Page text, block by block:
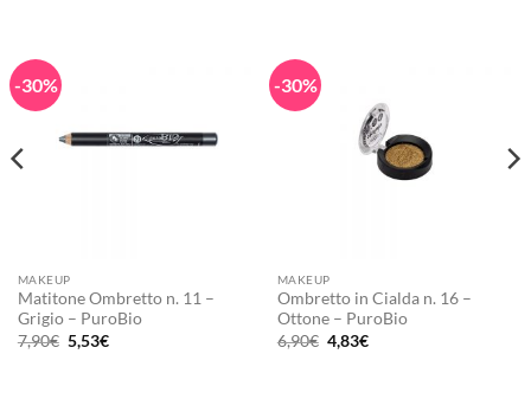
-30%
MAKEUP
Matitone Ombretto n. 11 –
Grigio – PuroBio
7,90€ Il
prezzo
5,53€Il
-30%
MAKEUP
Ombretto in Cialda n. 16 –
Ottone – PuroBio
6,90€ Il
prezzo
4,83€Il